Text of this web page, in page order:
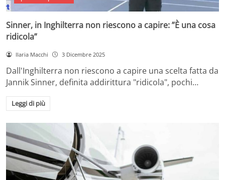
Sinner, in Inghilterra non riescono a capire: ”È una cosa
ridicola”
Ilaria Macchi 3 Dicembre 2025
Dall'Inghilterra non riescono a capire una scelta fatta da
Jannik Sinner, definita addirittura "ridicola", pochi…
Leggi di più